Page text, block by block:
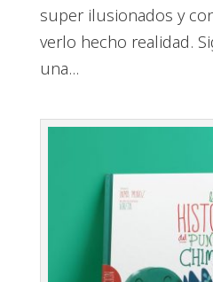
super ilusionados y
verlo hecho realidad.
una...